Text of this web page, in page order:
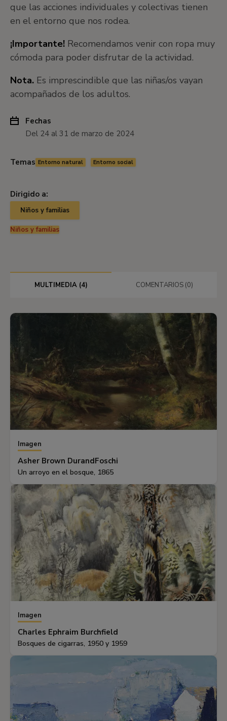
que las acciones individuales y colectivas tienen
en el entorno que nos rodea.
¡Importante! Recomendamos venir con ropa muy
cómoda para poder disfrutar de la actividad.
Nota. Es imprescindible que las niñas/os vayan
acompañados de los adultos.
Fechas
Del 24 al 31 de marzo de 2024
Temas Entorno natural Entorno social
Dirigido a:
Niños y familias
Niños y familias
MULTIMEDIA (4) COMENTARIOS (0)
Imagen
Asher Brown DurandFoschi
Un arroyo en el bosque, 1865
Imagen
Charles Ephraim Burchfield
Bosques de cigarras, 1950 y 1959